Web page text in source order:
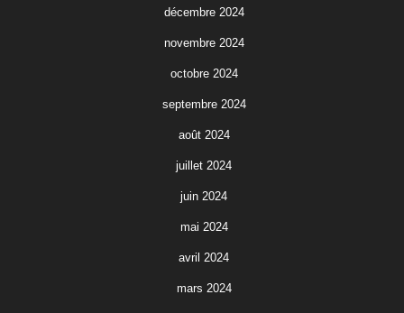
décembre 2024
novembre 2024
octobre 2024
septembre 2024
août 2024
juillet 2024
juin 2024
mai 2024
avril 2024
mars 2024